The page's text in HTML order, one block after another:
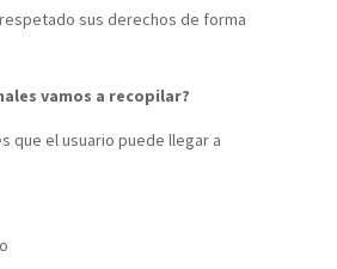
respetado sus derechos de forma
vamos a recopilar?
que el usuario puede llegar a